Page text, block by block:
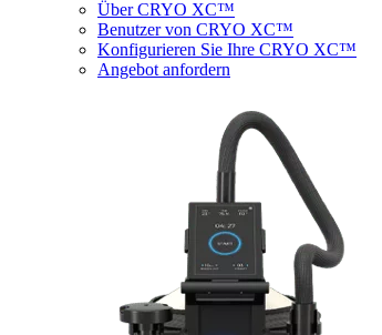
Über CRYO XC™
Benutzer von CRYO XC™
Konfigurieren Sie Ihre CRYO XC™
Angebot anfordern